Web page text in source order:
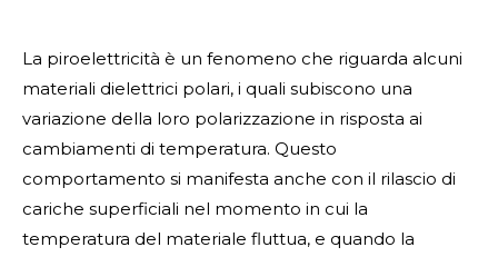
La piroelettricità è un fenomeno che riguarda alcuni
materiali dielettrici polari, i quali subiscono una
variazione della loro polarizzazione in risposta ai
cambiamenti di temperatura. Questo
comportamento si manifesta anche con il rilascio di
cariche superficiali nel momento in cui la
temperatura del materiale fluttua, e quando la